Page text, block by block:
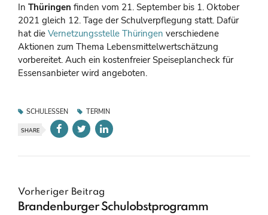
In Thüringen finden vom 21. September bis 1. Oktober
2021 gleich 12. Tage der Schulverpflegung statt. Dafür
hat die Vernetzungsstelle Thüringen verschiedene
Aktionen zum Thema Lebensmittelwertschätzung
vorbereitet. Auch ein kostenfreier Speiseplancheck für
Essensanbieter wird angeboten.
SCHULESSEN TERMIN
SHARE
Vorheriger Beitrag
Brandenburger Schulobstprogramm